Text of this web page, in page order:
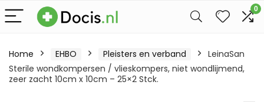
0
Home EHBO Pleisters en verband
LeinaSan
Sterile wondkompersen / vlieskompers, niet wondlijmend,
zeer zacht 10cm x 10cm – 25×2 Stck.